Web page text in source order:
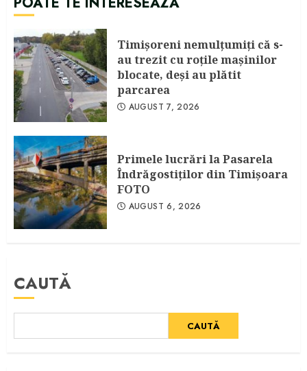
Timişoreni nemulţumiţi că s-
au trezit cu roţile maşinilor
blocate, deşi au plătit
parcarea
AUGUST 7, 2026
Primele lucrări la Pasarela
Îndrăgostiţilor din Timişoara
FOTO
AUGUST 6, 2026
CAUTĂ
CAUTĂ